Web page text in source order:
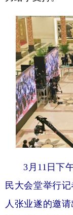
3月11日下午
民大会堂举行
人张业遂的邀